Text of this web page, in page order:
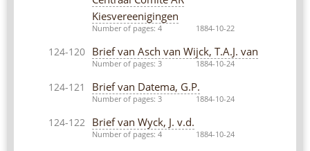
Kiesvereenigingen
Number of pages: 4 1884-10-22
124-120 Brief van Asch van Wijck, T.A.J. van
Number of pages: 3 1884-10-24
124-121 Brief van Datema, G.P.
Number of pages: 3 1884-10-24
124-122 Brief van Wyck, J. v.d.
Number of pages: 4 1884-10-24